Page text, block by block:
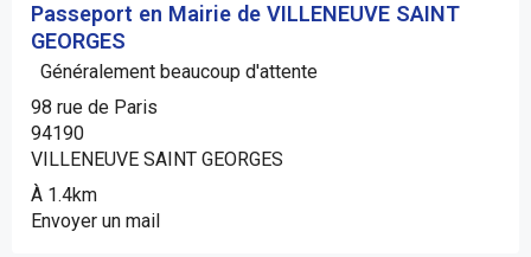
Passeport en Mairie de VILLENEUVE SAINT
GEORGES
Généralement beaucoup d'attente
98 rue de Paris
94190
VILLENEUVE SAINT GEORGES
À 1.4km
Envoyer un mail